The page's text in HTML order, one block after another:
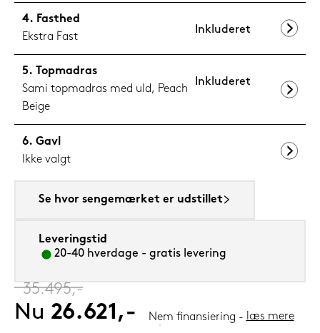
Fasthed
Ekstra Fast
Inkluderet
Topmadras
Sami topmadras med uld, Peach
Beige
Inkluderet
Gavl
Ikke valgt
Se hvor sengemærket er udstillet
Leveringstid
20-40 hverdage - gratis levering
‎35.495,-
Nu 26.621,- Nem finansiering læs mere